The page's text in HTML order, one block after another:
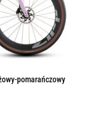
pomarańczowy